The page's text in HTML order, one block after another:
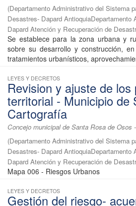
(Departamento Administrativo del Sistema
Desastres- Dapard
Dapard Atención y Recuperación de
Se establece para la zona urbana y
sobre su desarrollo y construcción,
tratamientos urbanísticos,
LEYES Y DECRETOS
Revision y ajuste de
territorial - Municipio
Cartografía
Concejo municipal de Santa Rosa de Osos
(Departamento Administrativo del Sistema
Desastres- Dapard
Dapard Atención y Recuperación de
Mapa 006 - Riesgos Urbanos
LEYES Y DECRETOS
Gestión del riesgo-